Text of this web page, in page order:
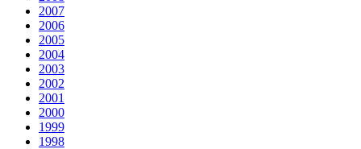
2007
2006
2005
2004
2003
2002
2001
2000
1999
1998